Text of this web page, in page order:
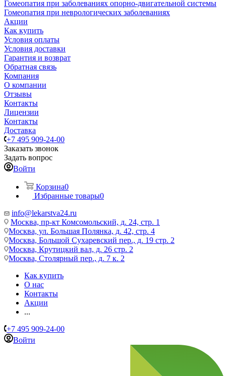
Гомеопатия при заболеваниях опорно-двигательной системы
Гомеопатия при неврологических заболеваниях
Акции
Как купить
Условия оплаты
Условия доставки
Гарантия и возврат
Обратная связь
Компания
О компании
Отзывы
Контакты
Лицензии
Контакты
Доставка
+7 495 909-24-00
Заказать звонок
Задать вопрос
Войти
Корзина0
Избранные товары0
info@lekarstva24.ru
Москва, пр-кт Комсомольский, д. 24, стр. 1
Москва, ул. Большая Полянка, д. 42, стр. 4
Москва, Большой Сухаревский пер., д. 19 стр. 2
Москва, Крутицкий вал, д. 26 стр. 2
Москва, Столярный пер., д. 7 к. 2
Как купить
О нас
Контакты
Акции
...
+7 495 909-24-00
Войти